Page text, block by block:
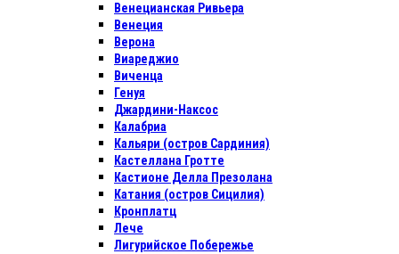
Венецианская Ривьера
Венеция
Верона
Виареджио
Виченца
Генуя
Джардини-Наксос
Калабриа
Кальяри (остров Сардиния)
Кастеллана Гротте
Кастионе Делла Презолана
Катания (остров Сицилия)
Кронплатц
Лече
Лигурийское Побережье